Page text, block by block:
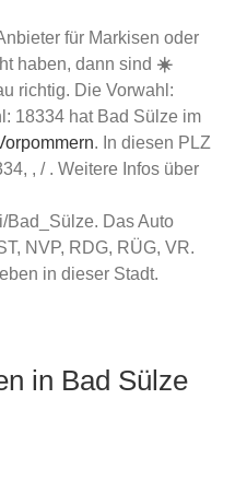
für Markisen oder
haben, dann sind ☀️
richtig. Die Vorwahl:
18334 hat Bad Sülze im
. In diesen PLZ
, / . Weitere Infos über
Bad_Sülze. Das Auto
NVP, RDG, RÜG, VR.
in dieser Stadt.
in Bad Sülze